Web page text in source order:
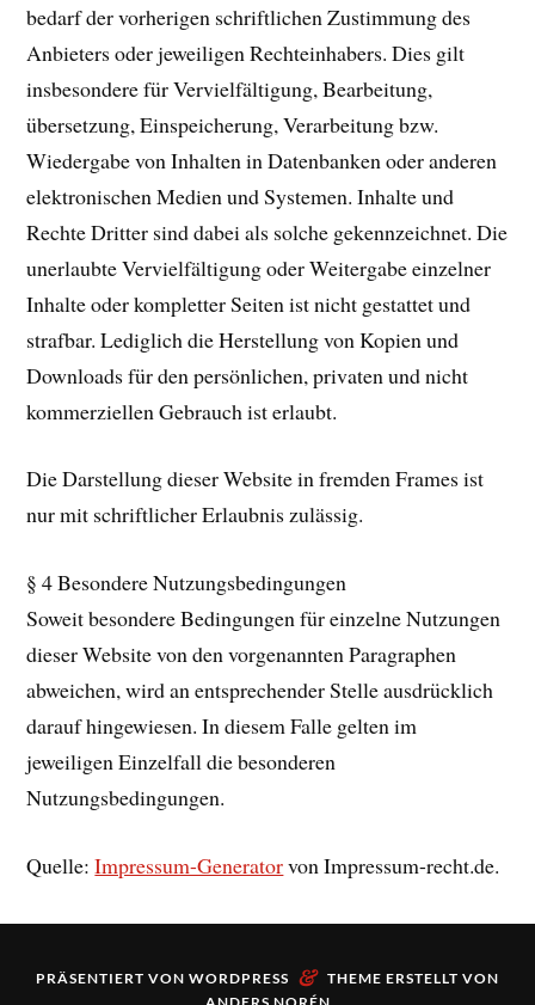
bedarf der vorherigen schriftlichen Zustimmung des
Anbieters oder jeweiligen Rechteinhabers. Dies gilt
insbesondere für Vervielfältigung, Bearbeitung,
übersetzung, Einspeicherung, Verarbeitung bzw.
Wiedergabe von Inhalten in Datenbanken oder anderen
elektronischen Medien und Systemen. Inhalte und
Rechte Dritter sind dabei als solche gekennzeichnet. Die
unerlaubte Vervielfältigung oder Weitergabe einzelner
Inhalte oder kompletter Seiten ist nicht gestattet und
strafbar. Lediglich die Herstellung von Kopien und
Downloads für den persönlichen, privaten und nicht
kommerziellen Gebrauch ist erlaubt.
Die Darstellung dieser Website in fremden Frames ist
nur mit schriftlicher Erlaubnis zulässig.
§ 4 Besondere Nutzungsbedingungen
Soweit besondere Bedingungen für einzelne Nutzungen
dieser Website von den vorgenannten Paragraphen
abweichen, wird an entsprechender Stelle ausdrücklich
darauf hingewiesen. In diesem Falle gelten im
jeweiligen Einzelfall die besonderen
Nutzungsbedingungen.
Quelle:Impressum-Generatorvon Impressum-recht.de.
PRÄSENTIERT VON WORDPRESS & THEME ERSTELLT VON